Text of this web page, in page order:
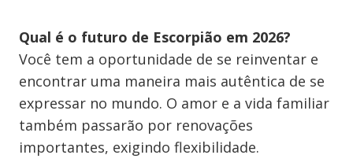
Qual é o futuro de Escorpião em 2026?
Você tem a oportunidade de se reinventar e
encontrar uma maneira mais autêntica de se
expressar no mundo. O amor e a vida familiar
também passarão por renovações
importantes, exigindo flexibilidade.